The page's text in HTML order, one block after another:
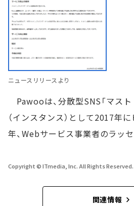
ニュースリリースより
Pawooは、分散型SNS「マス
（インスタンス）として2017年
年、Webサービス事業者のラッ
Copyright © ITmedia, Inc. All Rights Reserved.
関連情報